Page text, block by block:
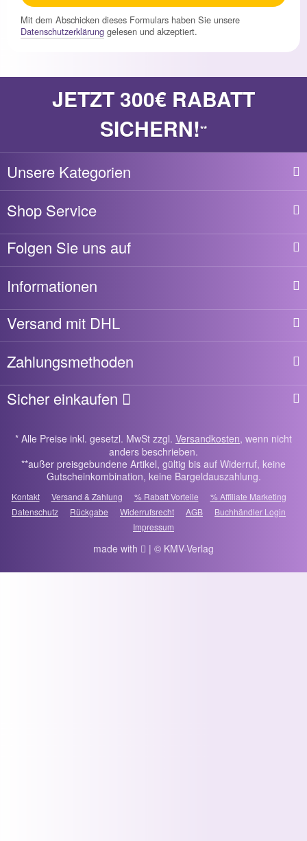
Mit dem Abschicken dieses Formulars haben Sie unsere
Datenschutzerklärung gelesen und akzeptiert.
JETZT 300€ RABATT
SICHERN!**
Unsere Kategorien
Shop Service
Folgen Sie uns auf
Informationen
Versand mit DHL
Zahlungsmethoden
Sicher einkaufen
* Alle Preise inkl. gesetzl. MwSt zzgl. Versandkosten, wenn nicht
anders beschrieben.
**außer preisgebundene Artikel, gültig bis auf Widerruf, keine
Gutscheinkombination, keine Bargeldauszahlung.
Kontakt Versand & Zahlung % Rabatt Vorteile
% Affiliate Marketing
Datenschutz
Rückgabe Widerrufsrecht AGB
Buchhändler Login
Impressum
made with | © KMV-Verlag